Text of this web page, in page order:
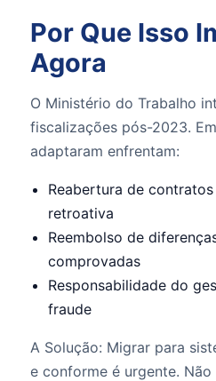
Por Que Isso
Agora
O Ministério do Trabalho
fiscalizações pós-2023.
adaptaram enfrentam:
Reabertura de
retroativa
Reembolso de
comprovadas
Responsabilidade do
fraude
A Solução: Migrar para
e conforme é urgente.